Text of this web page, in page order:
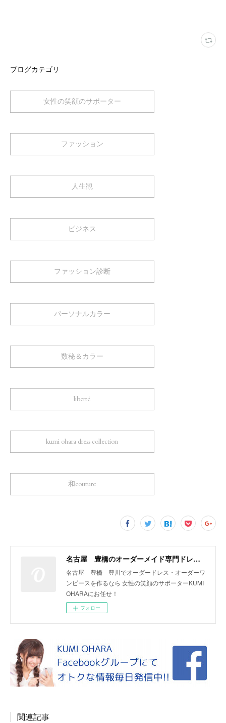
ブログカテゴリ
女性の笑顔のサポーター
ファッション
人生観
ビジネス
ファッション診断
パーソナルカラー
数秘＆カラー
liberté
kumi ohara dress collection
和couture
名古屋 豊橋のオーダーメイド専門ドレスデザイナー KUMI OHARA
名古屋 豊橋 豊川でオーダードレス・オーダーワ
ンピースを作るなら 女性の笑顔のサポーターKUMI
OHARAにお任せ！
フォロー
関連記事